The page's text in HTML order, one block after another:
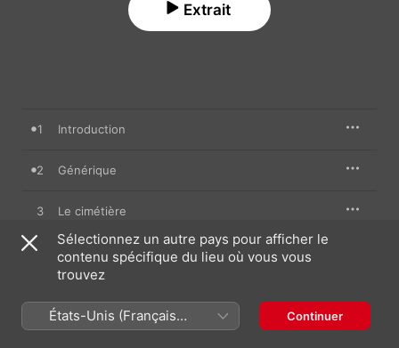
Extrait
1 Introduction
2 Générique
3 Le cimétière
4 Course poursuite
6 Ben contre les zombies
Sélectionnez un autre pays pour afficher le
contenu spécifique du lieu où vous vous
trouvez
États-Unis (Français
France)
Continuer